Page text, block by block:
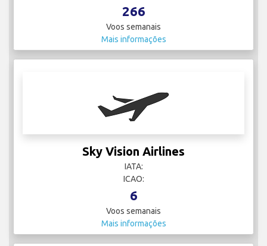
266
Voos semanais
Mais informações
Sky Vision Airlines
IATA:
ICAO:
6
Voos semanais
Mais informações